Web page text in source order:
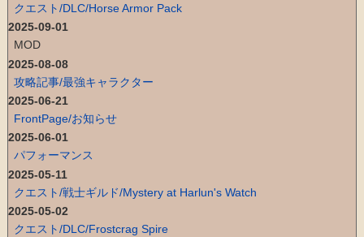
クエスト/DLC/Horse Armor Pack
2025-09-01
MOD
2025-08-08
攻略記事/最強キャラクター
2025-06-21
FrontPage/お知らせ
2025-06-01
パフォーマンス
2025-05-11
クエスト/戦士ギルド/Mystery at Harlun's Watch
2025-05-02
クエスト/DLC/Frostcrag Spire